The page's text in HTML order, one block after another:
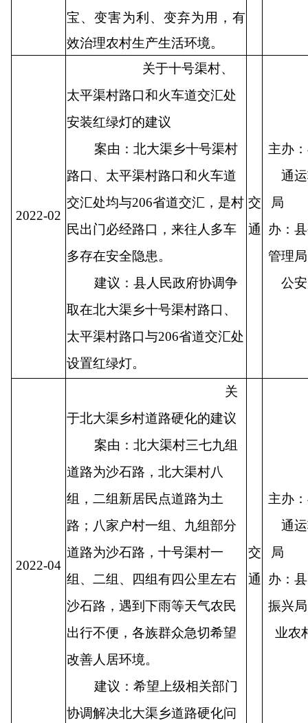
宝、变害为利、变弃为用，有
效治理农村生产生活环境。
2022-02
关于十号渠村、
太平渠村路口和火车道交汇处
安装红绿灯的建议
案由：北大渠乡十号渠村
路口、太平渠村路口和火车道
交汇处均与206省道交汇，是村
民出门必经路口，来往人多车
多存在安全隐患。
建议：县人民政府协调争
取在北大渠乡十号渠村路口、
太平渠村路口与206省道交汇处
设置红绿灯。
交
通
主办
通
局
办：
管理
公
2022-04
关
于北大渠乡村道路硬化的建议
案由：北大渠村三七九组
道路为沙石路，北大渠村八
组，二组新居民点道路为土
路；八家户村一组、九组部分
道路为沙石路，十号渠村一
组、二组、四组有四公里左右
沙石路，遇到下雨等天气农民
出行不便，各族群众急切希望
改善人居环境。
建议：希望上级相关部门
协调解决北大渠乡道路硬化问
交
通
主办
通
局
办：
振兴
业农